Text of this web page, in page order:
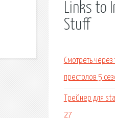
Links to
Stuff
Смотреть через
престолов 5
Трейнер для
27